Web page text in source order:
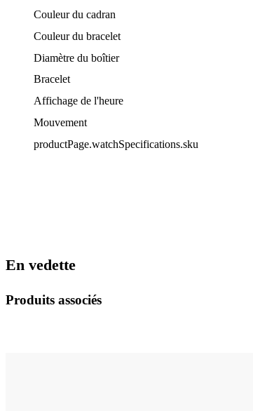
Couleur du cadran
Couleur du bracelet
Diamètre du boîtier
Bracelet
Affichage de l'heure
Mouvement
productPage.watchSpecifications.sku
En vedette
Produits associés